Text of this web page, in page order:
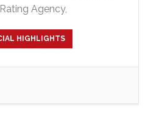
Agency,
HIGHLIGHTS